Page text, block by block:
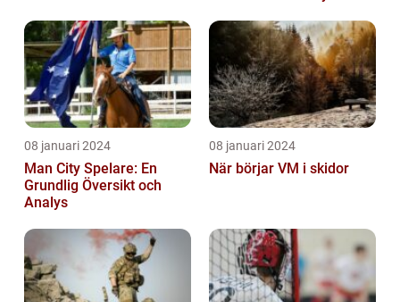
08 januari 2024
Man City Spelare: En
Grundlig Översikt och
Analys
08 januari 2024
När börjar VM i skidor